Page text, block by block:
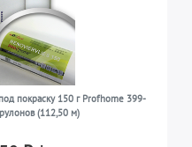
покраску 150 г Profhome 399-
(112,50 м)